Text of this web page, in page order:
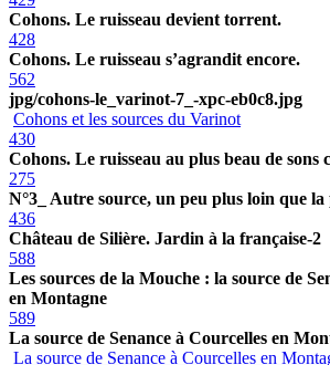
Cohons. Le ruisseau devient torrent.
428
Cohons. Le ruisseau s’agrandit encore.
562
jpg/cohons-le_varinot-7_-xpc-eb0c8.jpg
Cohons et les sources du Varinot
430
Cohons. Le ruisseau au plus beau de sons
275
N°3_ Autre source, un peu plus loin que
436
Château de Silière. Jardin à la française-2
588
Les sources de la Mouche : la source de
en Montagne
589
La source de Senance à Courcelles en
La source de Senance à Courcelles en